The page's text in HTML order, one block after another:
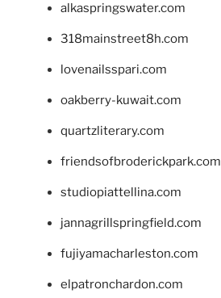
alkaspringswater.com
318mainstreet8h.com
lovenailsspari.com
oakberry-kuwait.com
quartzliterary.com
friendsofbroderickpark.com
studiopiattellina.com
jannagrillspringfield.com
fujiyamacharleston.com
elpatronchardon.com